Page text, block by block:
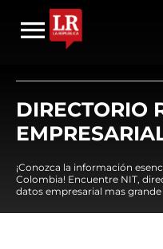
DIRECTORIO
¡Conozca la información
Colombia! Encuentre NIT,
datos empresarial mas grande